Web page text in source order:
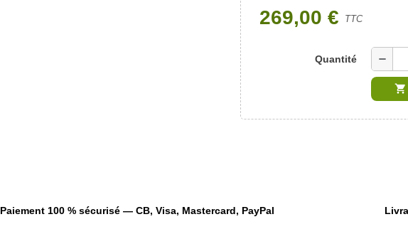
269,00 € TTC
Quantité remove
shopping_cart
Paiement 100 % sécurisé — CB, Visa, Mastercard, PayPal